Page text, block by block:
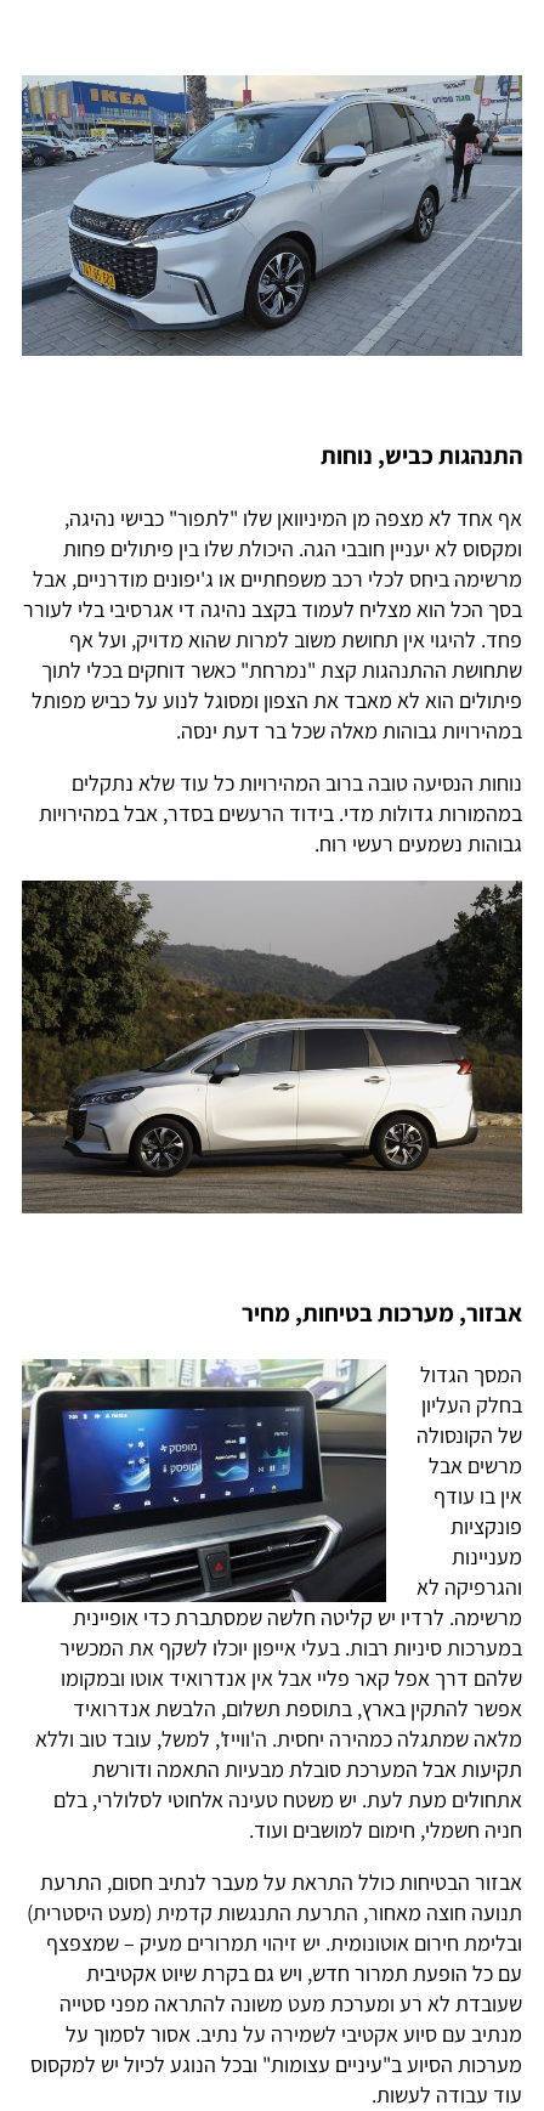
התנהגות כביש, נוחות
אף אחד לא מצפה מן המיניוואן שלו "לתפור" כבישי נהיגה,
ומקסוס לא יעניין חובבי הגה. היכולת שלו בין פיתולים פחות
מרשימה ביחס לכלי רכב משפחתיים או ג'יפונים מודרניים, אבל
בסך הכל הוא מצליח לעמוד בקצב נהיגה די אגרסיבי בלי לעורר
פחד. להיגוי אין תחושת משוב למרות שהוא מדויק, ועל אף
שתחושת ההתנהגות קצת "נמרחת" כאשר דוחקים בכלי לתוך
פיתולים הוא לא מאבד את הצפון ומסוגל לנוע על כביש מפותל
במהירויות גבוהות מאלה שכל בר דעת ינסה.
נוחות הנסיעה טובה ברוב המהירויות כל עוד שלא נתקלים
במהמורות גדולות מדי. בידוד הרעשים בסדר, אבל במהירויות
גבוהות נשמעים רעשי רוח.
אבזור, מערכות בטיחות, מחיר
המסך הגדול
בחלק העליון
של הקונסולה
מרשים אבל
אין בו עודף
פונקציות
מעניינות
והגרפיקה לא
מרשימה. לרדיו יש קליטה חלשה שמסתברת כדי אופיינית
במערכות סיניות רבות. בעלי אייפון יוכלו לשקף את המכשיר
שלהם דרך אפל קאר פליי אבל אין אנדרואיד אוטו ובמקומו
אפשר להתקין בארץ, בתוספת תשלום, הלבשת אנדרואיד
מלאה שמתגלה כמהירה יחסית. ה'ווייז', למשל, עובד טוב וללא
תקיעות אבל המערכת סובלת מבעיות התאמה ודורשת
אתחולים מעת לעת. יש משטח טעינה אלחוטי לסלולרי, בלם
חניה חשמלי, חימום למושבים ועוד.
אבזור הבטיחות כולל התראת על מעבר לנתיב חסום, התרעת
תנועה חוצה מאחור, התרעת התנגשות קדמית (מעט היסטרית)
ובלימת חירום אוטונומית. יש זיהוי תמרורים מעיק – שמצפצף
עם כל הופעת תמרור חדש, ויש גם בקרת שיוט אקטיבית
שעובדת לא רע ומערכת מעט משונה להתראה מפני סטייה
מנתיב עם סיוע אקטיבי לשמירה על נתיב. אסור לסמוך על
מערכות הסיוע ב"עיניים עצומות" ובכל הנוגע לכיול יש למקסוס
עוד עבודה לעשות.